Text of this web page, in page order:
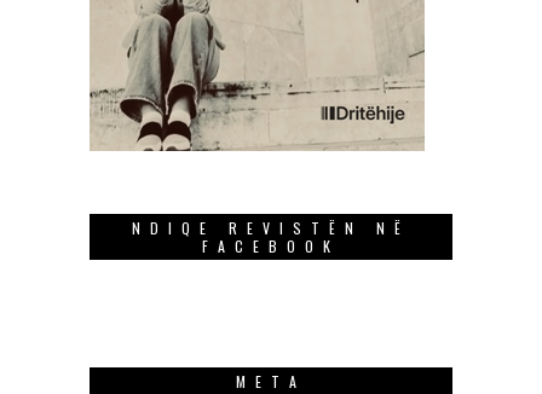
NDIQE REVISTËN NË
FACEBOOK
META